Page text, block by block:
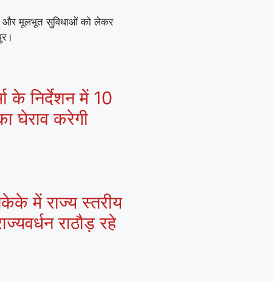
और मूलभूत सुविधाओं को लेकर
के निर्देशन में 10
घेराव करेगी
में राज्य स्तरीय
राठौड़ रहे